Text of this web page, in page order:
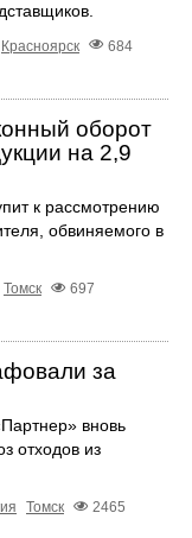
Красноярск
684
оборот
на 2,9
к рассмотрению
обвиняемого в
Томск
697
за
вновь
отходов из
Томск
2465